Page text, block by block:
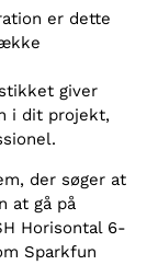
er dette
giver
i dit projekt,
der søger at
at gå på
Horisontal 6-
Sparkfun